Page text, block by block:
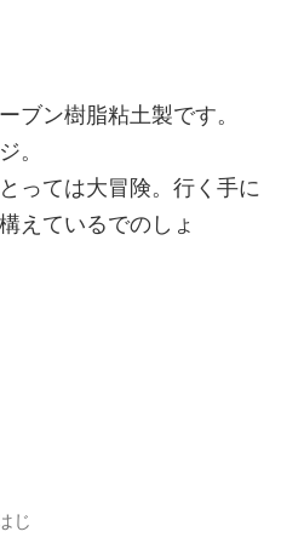
ブン樹脂粘土製です。
。
っては大冒険。行く手に
えているでのしょ
じ